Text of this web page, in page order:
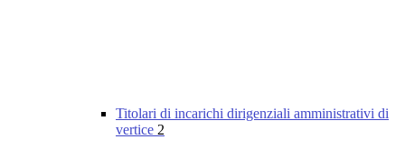
Titolari di incarichi dirigenziali amministrativi di
vertice 2